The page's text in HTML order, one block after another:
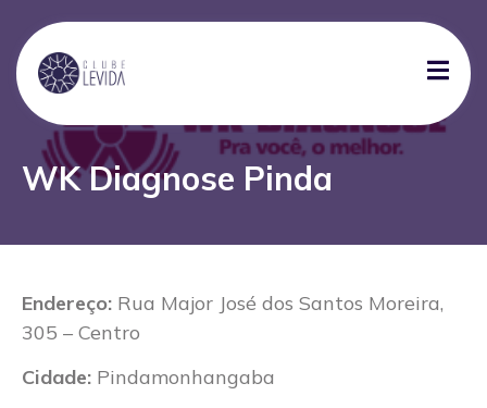
WK Diagnose Pinda
Endereço: Rua Major José dos Santos Moreira,
305 – Centro
Cidade: Pindamonhangaba